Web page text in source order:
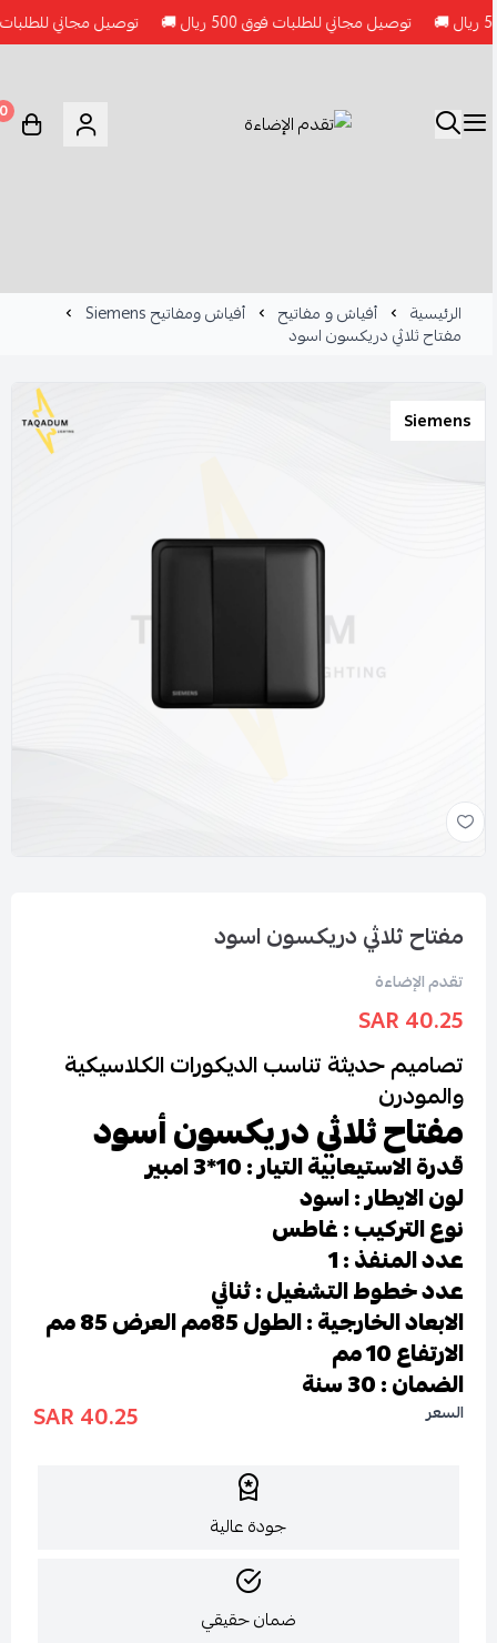
توصيل مجاني للطلبات فوق 500 ريال 🚚 توصيل مجاني للطلبات فوق 500
0
الرئيسية أفياش و مفاتيح أفياش ومفاتيح Siemens
مفتاح ثلاثي دريكسون اسود
Siemens
مفتاح ثلاثي دريكسون اسود
تقدم الإضاءة
40.25 SAR
تصاميم حديثة تناسب الديكورات الكلاسيكية
والمودرن
مفتاح ثلاثي دريكسون أسود
قدرة الاستيعابية التيار : 10*3 امبير
لون الايطار : اسود
نوع التركيب : غاطس
عدد المنفذ : 1
عدد خطوط التشغيل : ثنائي
الابعاد الخارجية : الطول 85مم العرض 85 مم
الارتفاع 10 مم
الضمان : 30 سنة
السعر 40.25 SAR
جودة عالية
ضمان حقيقي